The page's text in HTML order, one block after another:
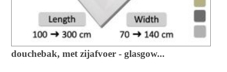
douchebak, met zijafvoer - glasgow...